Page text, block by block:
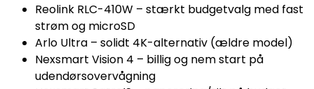
Reolink RLC-410W – stærkt budgetvalg med fast
strøm og microSD
Arlo Ultra – solidt 4K-alternativ (ældre model)
Nexsmart Vision 4 – billig og nem start på
udendørsovervågning